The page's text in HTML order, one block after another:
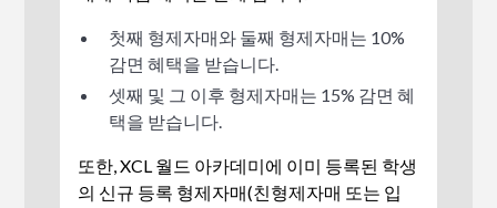
첫째 형제자매와 둘째 형제자매는 10%
감면 혜택을 받습니다.
셋째 및 그 이후 형제자매는 15% 감면 혜
택을 받습니다.
또한, XCL 월드 아카데미에 이미 등록된 학생
의 신규 등록 형제자매(친형제자매 또는 입